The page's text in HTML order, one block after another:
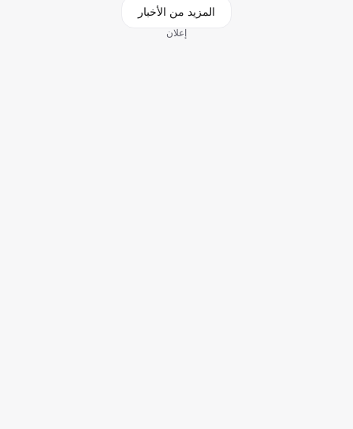
المزيد من الأخبار
إعلان